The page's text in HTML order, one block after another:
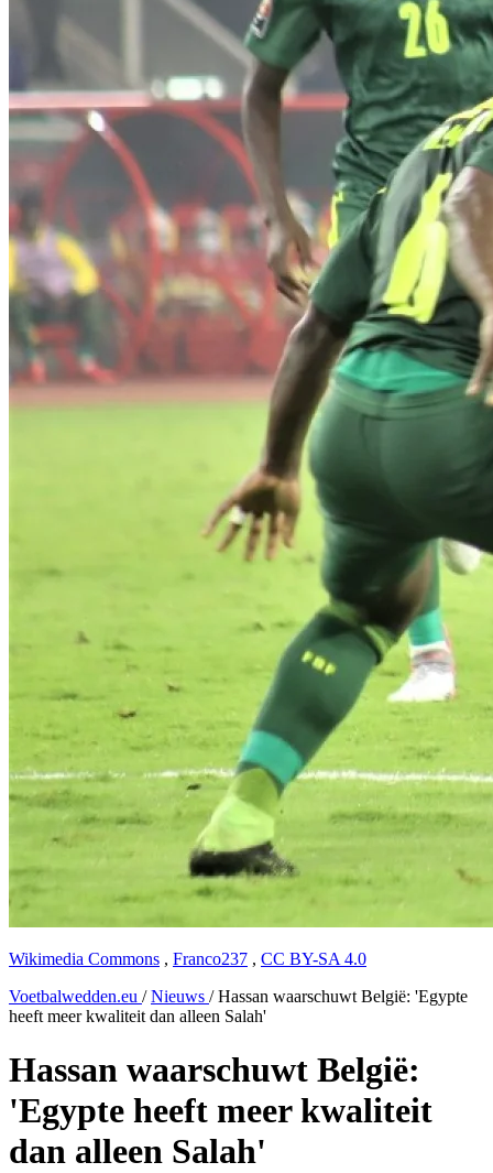
Wikimedia Commons , Franco237 , CC BY-SA 4.0
Voetbalwedden.eu / Nieuws / Hassan waarschuwt België: 'Egypte
heeft meer kwaliteit dan alleen Salah'
Hassan waarschuwt België:
'Egypte heeft meer kwaliteit
dan alleen Salah'